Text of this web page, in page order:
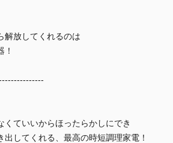
解放してくれるのは
！
くていいからほったらかしにでき
出してくれる、最高の時短調理家電！